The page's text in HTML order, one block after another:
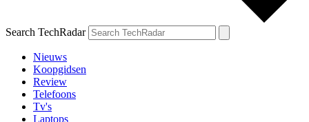
Search TechRadar
Nieuws
Koopgidsen
Review
Telefoons
Tv's
Laptops